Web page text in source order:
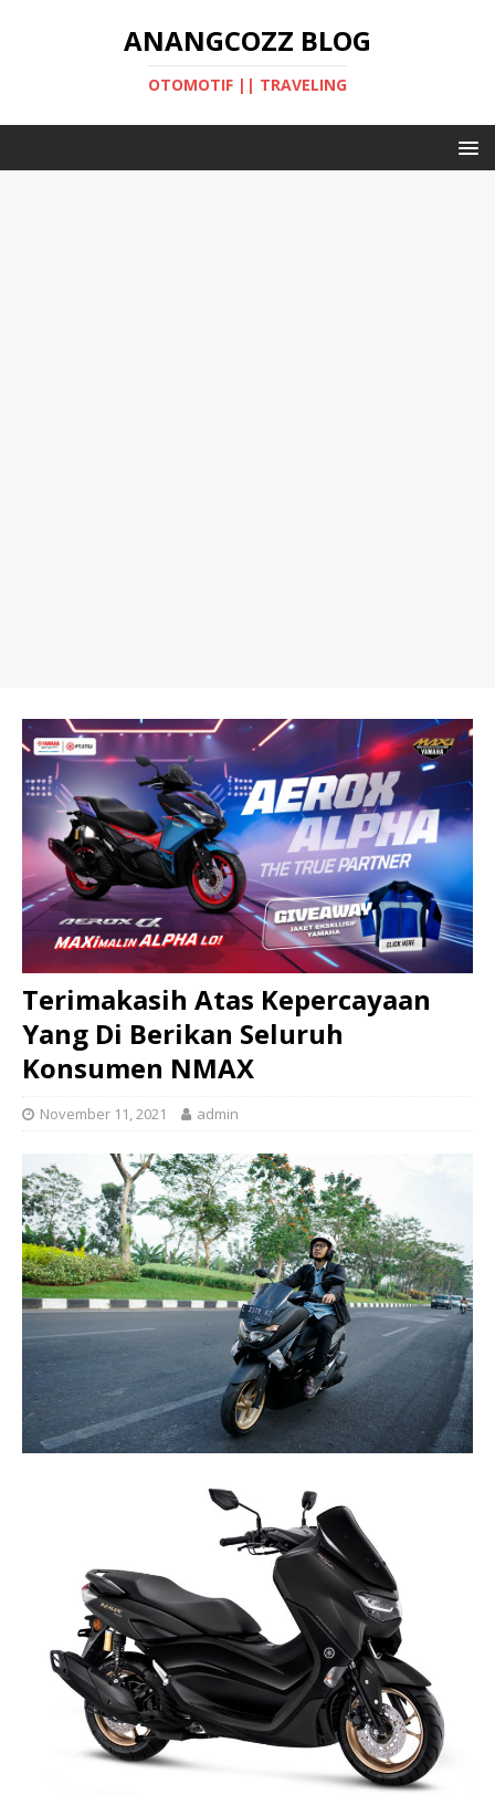
ANANGCOZZ BLOG
OTOMOTIF || TRAVELING
Terimakasih Atas Kepercayaan
Yang Di Berikan Seluruh
Konsumen NMAX
November 11, 2021 admin